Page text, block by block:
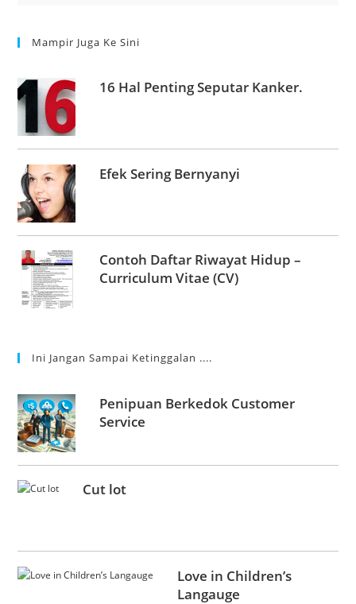
Mampir Juga Ke Sini
16 Hal Penting Seputar Kanker.
Efek Sering Bernyanyi
Contoh Daftar Riwayat Hidup –
Curriculum Vitae (CV)
Ini Jangan Sampai Ketinggalan ....
Penipuan Berkedok Customer
Service
Cut lot
Love in Children’s
Langauge